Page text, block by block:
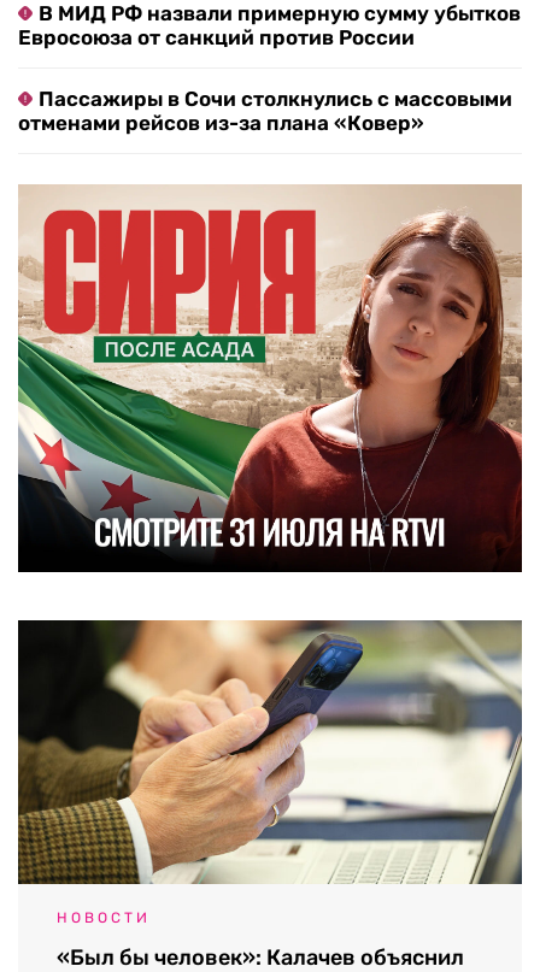
В МИД РФ назвали примерную сумму убытков
Евросоюза от санкций против России
Пассажиры в Сочи столкнулись с массовыми
отменами рейсов из-за плана «Ковер»
НОВОСТИ
«Был бы человек»: Калачев объяснил